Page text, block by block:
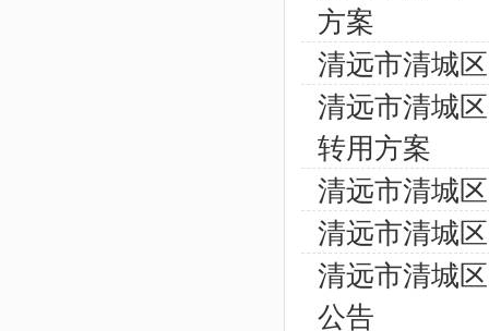
方案
清远市清城
清远市清城
转用方案
清远市清城
清远市清城
清远市清城
公告